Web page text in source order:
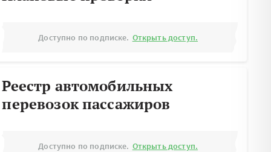
Доступно по подписке. Открыть доступ.
Реестр автомобильных
перевозок пассажиров
Доступно по подписке. Открыть доступ.